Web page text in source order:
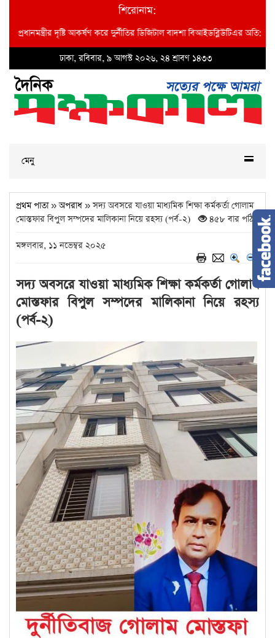
শিরোনাম:
দৃষ্টি আকর্ষণ করে দুর্নীতির ডিজিটাল বাদশা বিআইডব্লিউটিএর অতি: প্রধান প্রকৌশলী
ঢাকা, রবিবার, ৯ আগস্ট ২০২৬, ২৪ শ্রাবণ ১৪৩৩
মেনু
প্রথম পাতা»অপরাধ » সদ্য অবসরে যাওয়া মাধ্যমিক শিক্ষা কর্মকর্তা গোলাম
মোস্তফার বিপুল সম্পদের মালিকানা নিয়ে রহস্য (পর্ব-২)
৪৫৮ বার পঠিত
মঙ্গলবার, ১১ নভেম্বর ২০২৫
সদ্য অবসরে যাওয়া মাধ্যমিক শিক্ষা কর্মকর্তা গোলাম
মোস্তফার বিপুল সম্পদের মালিকানা নিয়ে রহস্য
(পর্ব-২)